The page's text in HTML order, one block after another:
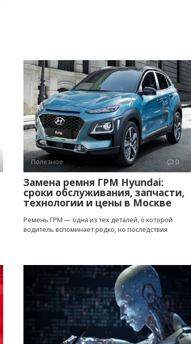
Полезное 0
Замена ремня ГРМ Hyundai:
сроки обслуживания, запчасти,
технологии и цены в Москве
Ремень ГРМ — одна из тех деталей, о которой
водитель вспоминает редко, но последствия